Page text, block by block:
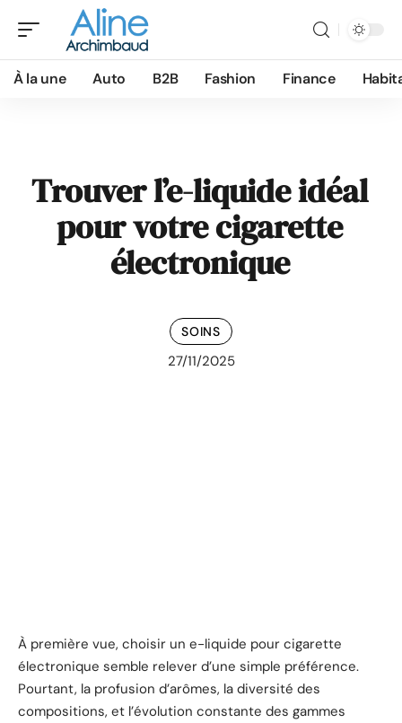
À la une Auto B2B Fashion Finance
Trouver l’e-liquide idéal
pour votre cigarette
électronique
SOINS
27/11/2025
À première vue, choisir un e-liquide pour cigarette
électronique semble relever d’une simple préférence.
Pourtant, la profusion d’arômes, la diversité des
compositions, et l’évolution constante des gammes